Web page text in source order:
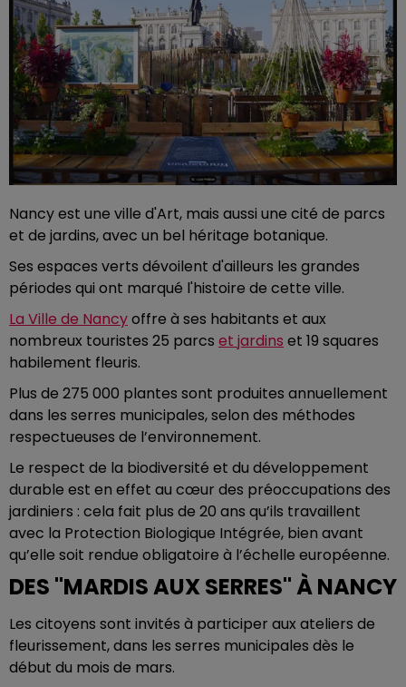
Nancy est une ville d'Art, mais aussi une cité de parcs
et de jardins, avec un bel héritage botanique.
Ses espaces verts dévoilent d'ailleurs les grandes
périodes qui ont marqué l'histoire de cette ville.
La Ville de Nancyoffre à ses habitants et aux
nombreux touristes 25 parcs et jardins et 19 squares
habilement fleuris.
Plus de 275 000 plantes sont produites annuellement
dans les serres municipales, selon des méthodes
respectueuses de l’environnement.
Le respect de la biodiversité et du développement
durable est en effet au cœur des préoccupations des
jardiniers : cela fait plus de 20 ans qu’ils travaillent
avec la Protection Biologique Intégrée, bien avant
qu’elle soit rendue obligatoire à l’échelle européenne.
DES "MARDIS AUX SERRES" À NANCY
Les citoyens sont invités à participer aux ateliers de
fleurissement, dans les serres municipales dès le
début du mois de mars.